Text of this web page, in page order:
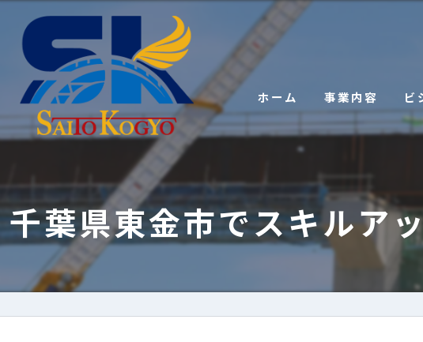
ホーム 事業内容 ビ
千葉県東金市でスキルア